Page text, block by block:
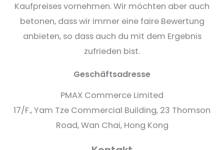
Kaufpreises vornehmen. Wir möchten aber auch
betonen, dass wir immer eine faire Bewertung
anbieten, so dass auch du mit dem Ergebnis
zufrieden bist.
Geschäftsadresse
PMAX Commerce Limited
17/F., Yam Tze Commercial Building, 23 Thomson
Road, Wan Chai, Hong Kong